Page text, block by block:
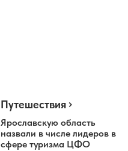
Путешествия
Ярославскую область
назвали в числе лидеров в
сфере туризма ЦФО